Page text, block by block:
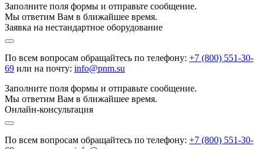
Заполните поля формы и отправьте сообщение.
Мы ответим Вам в ближайшее время.
Заявка на нестандартное оборудование
По всем вопросам обращайтесь по телефону: +7 (800) 551-30-
69 или на почту: info@pnm.su
Заполните поля формы и отправьте сообщение.
Мы ответим Вам в ближайшее время.
Онлайн-консультация
По всем вопросам обращайтесь по телефону: +7 (800) 551-30-